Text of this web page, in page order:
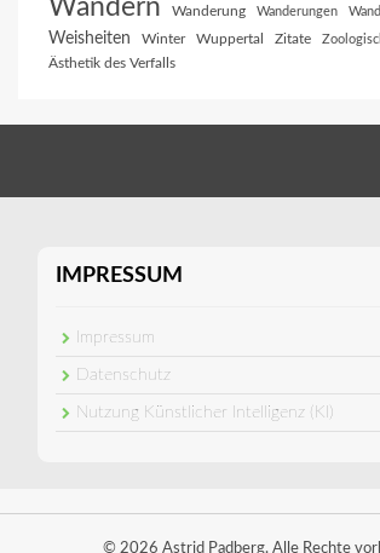
Wandern Wanderung Wanderungen
Weisheiten Winter Wuppertal Zitate
Ästhetik des Verfalls
IMPRESSUM
Impressum
Datenschutz
Nutzung Künstlicher Intelligenz (KI)
© 2026 Astrid Padberg. Alle Rechte